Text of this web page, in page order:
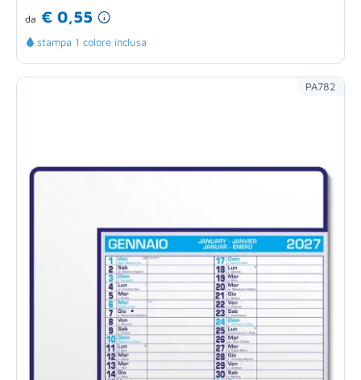
da € 0,55
stampa 1 colore inclusa
PA782